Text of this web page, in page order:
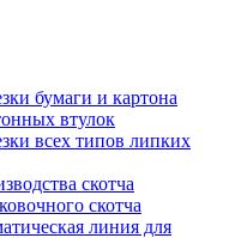
бумаги и картона
втулок
всех типов липких
скотча
скотча
линия для